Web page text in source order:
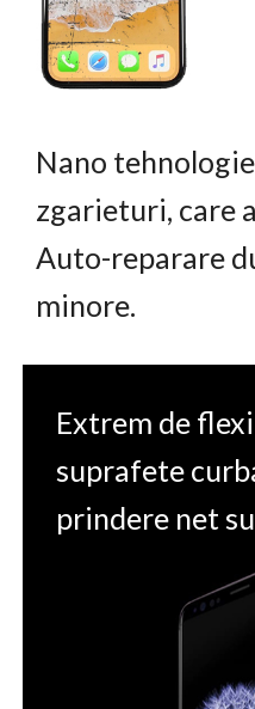
Nano
zgarieturi, care
Auto-reparare
minore.
Extrem de
suprafete
prindere net